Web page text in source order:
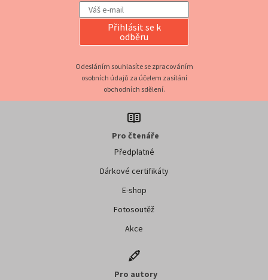
Přihlásit se k
odběru
Odesláním souhlasíte se zpracováním
osobních údajů za účelem zasílání
obchodních sdělení.
Pro čtenáře
Předplatné
Dárkové certifikáty
E-shop
Fotosoutěž
Akce
Pro autory